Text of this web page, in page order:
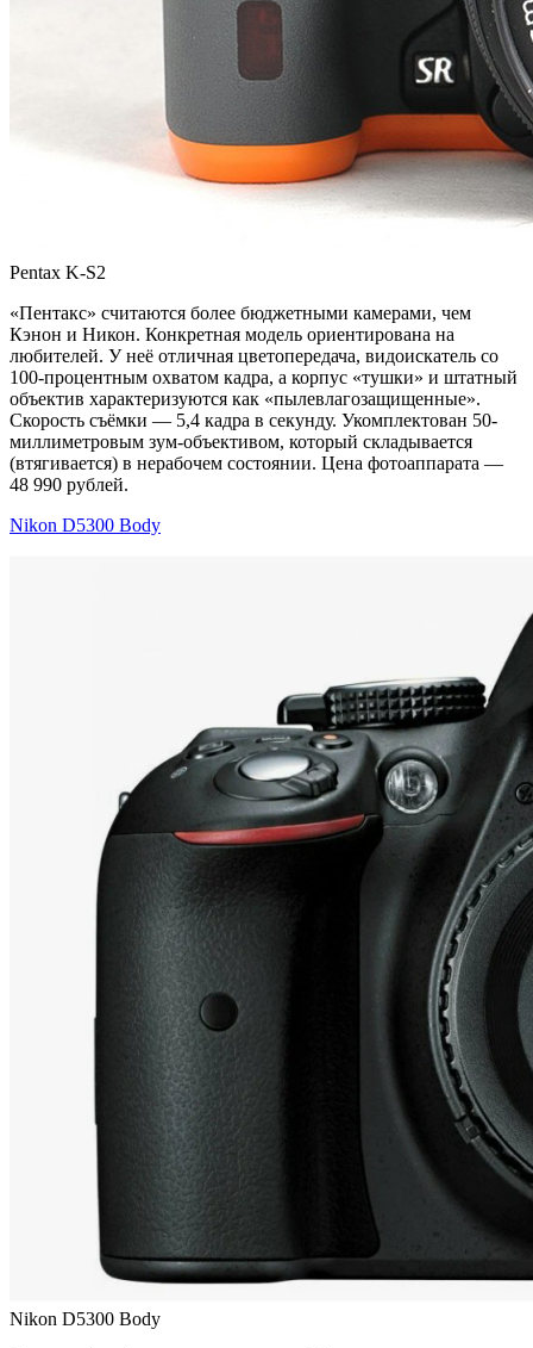
Pentax K-S2
«Пентакс» считаются более бюджетными камерами, чем
Кэнон и Никон. Конкретная модель ориентирована на
любителей. У неё отличная цветопередача, видоискатель со
100-процентным охватом кадра, а корпус «тушки» и штатный
объектив характеризуются как «пылевлагозащищенные».
Скорость съёмки — 5,4 кадра в секунду. Укомплектован 50-
миллиметровым зум-объективом, который складывается
(втягивается) в нерабочем состоянии. Цена фотоаппарата —
48 990 рублей.
Nikon D5300 Body
Nikon D5300 Body